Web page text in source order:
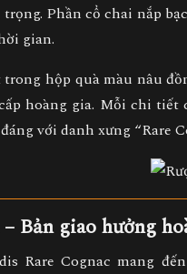
trọng. Phần cổ chai nắp
gian.
trong hộp quà màu nâu
hoàng gia. Mỗi chi tiết
với danh xưng “Rare
Bản giao hưởng
Rare Cognac mang